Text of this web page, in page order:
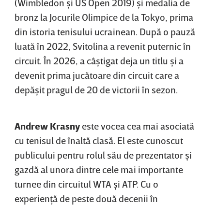
bronz la Jocurile Olimpice de la Tokyo, prima
din istoria tenisului ucrainean. După o pauză
luată în 2022, Svitolina a revenit puternic în
circuit. În 2026, a câştigat deja un titlu şi a
devenit prima jucătoare din circuit care a
depăşit pragul de 20 de victorii în sezon.
Andrew Krasny este vocea cea mai asociată
cu tenisul de înaltă clasă. El este cunoscut
publicului pentru rolul său de prezentator şi
gazdă al unora dintre cele mai importante
turnee din circuitul WTA şi ATP. Cu o
experienţă de peste două decenii în